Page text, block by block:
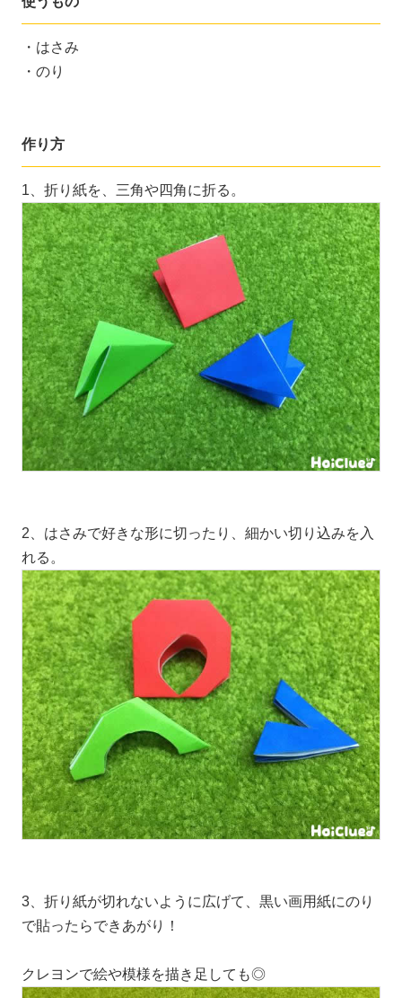
・はさみ
・のり
作り方
1、折り紙を、三角や四角に折る。
2、はさみで好きな形に切ったり、細かい切り込みを入
れる。
3、折り紙が切れないように広げて、黒い画用紙にのり
で貼ったらできあがり！
クレヨンで絵や模様を描き足しても◎